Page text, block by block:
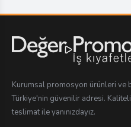
Kurumsal promosyon ürünleri ve
Türkiye'nin güvenilir adresi.
teslimat ile yanınızdayız.